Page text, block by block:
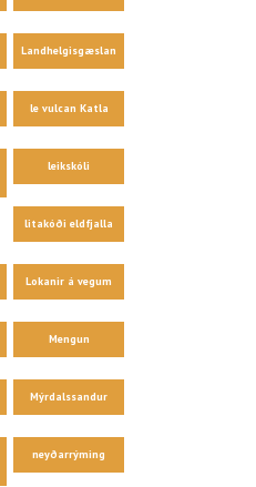
Landhelgisgæslan
le vulcan Katla
leikskóli
litakóði eldfjalla
Lokanir á vegum
Mengun
Mýrdalssandur
neyðarrýming